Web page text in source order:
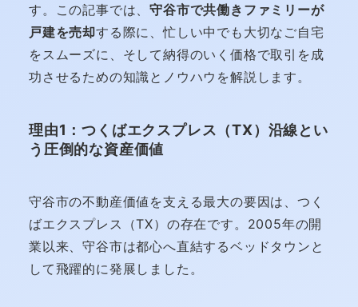
す。この記事では、守谷市で共働きファミリーが
戸建を売却する際に、忙しい中でも大切なご自宅
をスムーズに、そして納得のいく価格で取引を成
功させるための知識とノウハウを解説します。
理由1：つくばエクスプレス（TX）沿線とい
う圧倒的な資産価値
守谷市の不動産価値を支える最大の要因は、つく
ばエクスプレス（TX）の存在です。2005年の開
業以来、守谷市は都心へ直結するベッドタウンと
して飛躍的に発展しました。